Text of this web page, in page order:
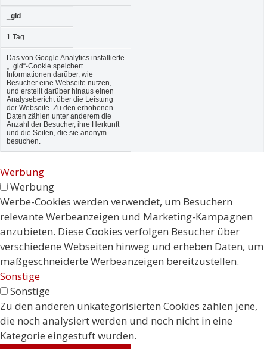
_gid
1 Tag
Das von Google Analytics installierte
„_gid“-Cookie speichert
Informationen darüber, wie
Besucher eine Webseite nutzen,
und erstellt darüber hinaus einen
Analysebericht über die Leistung
der Webseite. Zu den erhobenen
Daten zählen unter anderem die
Anzahl der Besucher, ihre Herkunft
und die Seiten, die sie anonym
besuchen.
Werbung
Werbung
Werbe-Cookies werden verwendet, um Besuchern
relevante Werbeanzeigen und Marketing-Kampagnen
anzubieten. Diese Cookies verfolgen Besucher über
verschiedene Webseiten hinweg und erheben Daten, um
maßgeschneiderte Werbeanzeigen bereitzustellen.
Sonstige
Sonstige
Zu den anderen unkategorisierten Cookies zählen jene,
die noch analysiert werden und noch nicht in eine
Kategorie eingestuft wurden.